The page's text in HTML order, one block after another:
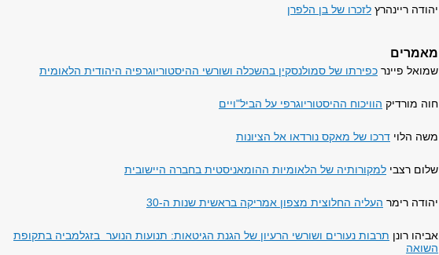
יהודה ריינהרץ לזכרו של בן הלפרן
מאמרים
שמואל פיינר כפירתו של סמולנסקין בהשכלה ושורשי ההיסטוריוגרפיה היהודית הלאומית
חוה מורדיק הוויכוח ההיסטוריוגרפי על הביל"ויים
משה הלוי דרכו של מאקס נורדאו אל הציונות
שלום רצבי למקורותיה של הלאומיות ההומאניסטית בחברה היישובית
יהודה רימר העליה החלוצית מצפון אמריקה בראשית שנות ה-30
אביהו רונן תרבות נעורים ושורשי הרעיון של הגנת הגיטאות: תנועות הנוער בזגלמביה בתקופת
השואה